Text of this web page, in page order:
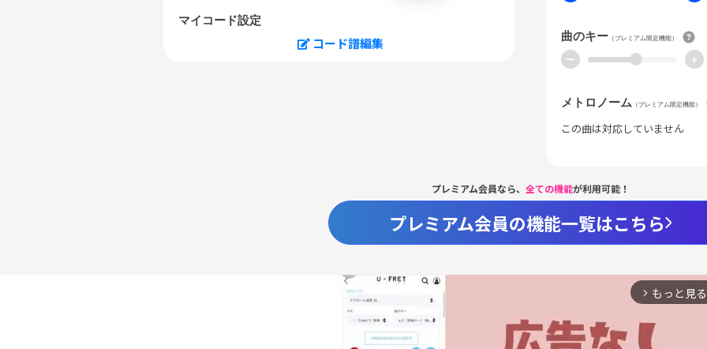
マイコード設定
コード譜編集 曲のキー （プレミアム限定機能）
ー +
メトロノーム （プレミアム限定機能）
この曲は対応していません
プレミアム会員なら、 全ての機能が利用可能！
プレミアム会員の機能一覧はこちら
arrow_forward_ios もっと見る